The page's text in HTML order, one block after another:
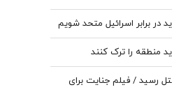
در برابر اسرائیل متحد شویم
منطقه را ترک کنند
رسید / فیلم جنایت برای